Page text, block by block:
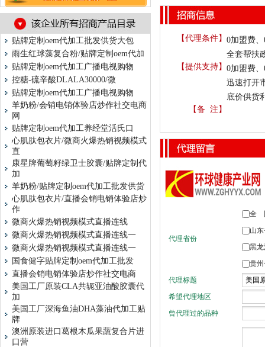
贴牌定制oem代加工批发供货大包
雨生红球藻复合粉/贴牌定制oem代加
贴牌定制oem代加工广播电视购物
控糖-硫辛酸DLALA30000/微
贴牌定制oem代加工广播电视购物
羊奶粉/会销电销体验店炒作社交电商
网
贴牌定制oem代加工养经堂活氏口
心肌肽包衣片/微商火爆热销视频模式
直
康星牌葡萄籽绿卫士胶囊/贴牌定制代
加
羊奶粉/贴牌定制oem代加工批发供货
心肌肽包衣片/直播会销电销体验店炒
作
微商火爆热销视频模式直播连线
微商火爆热销视频模式直播连线一
微商火爆热销视频模式直播连线一
国食健字贴牌定制oem代加工批发
直播会销电销体验店炒作社交电商
美国工厂原装CLA共轭亚油酸胶囊代
加
美国工厂深海鱼油DHA藻油代加工贴
牌
澳洲原装进口葛根木瓜果蔬复合片进
口营
【代理条件】 0加盟费
全套帮扶
【提供支持】 0加盟费
迅速打开
底价供货
【备 注】